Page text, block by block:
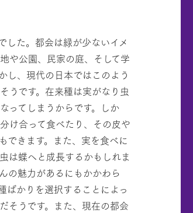
した。都会は緑が少ないイメ
や公園、民家の庭、そして学
し、現代の日本ではこのよう
うです。在来種は実がなり虫
ってしまうからです。しか
け合って食べたり、その皮や
できます。また、実を食べに
は蝶へと成長するかもしれま
の魅力があるにもかかわら
ばかりを選択することによっ
そうです。また、現在の都会